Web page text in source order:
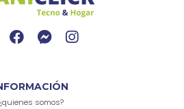
somos?